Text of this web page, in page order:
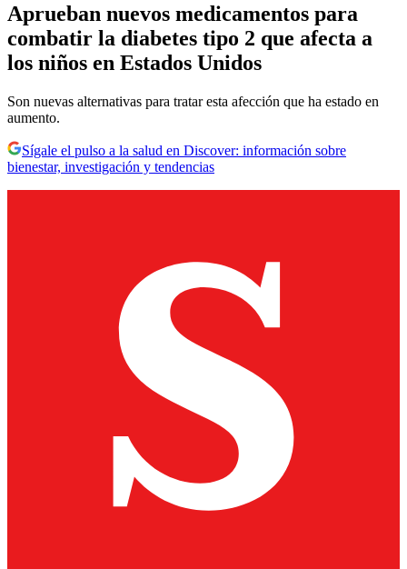
Aprueban nuevos medicamentos para
combatir la diabetes tipo 2 que afecta a
los niños en Estados Unidos
Son nuevas alternativas para tratar esta afección que ha estado en
aumento.
Sígale el pulso a la salud en Discover: información sobre
bienestar, investigación y tendencias